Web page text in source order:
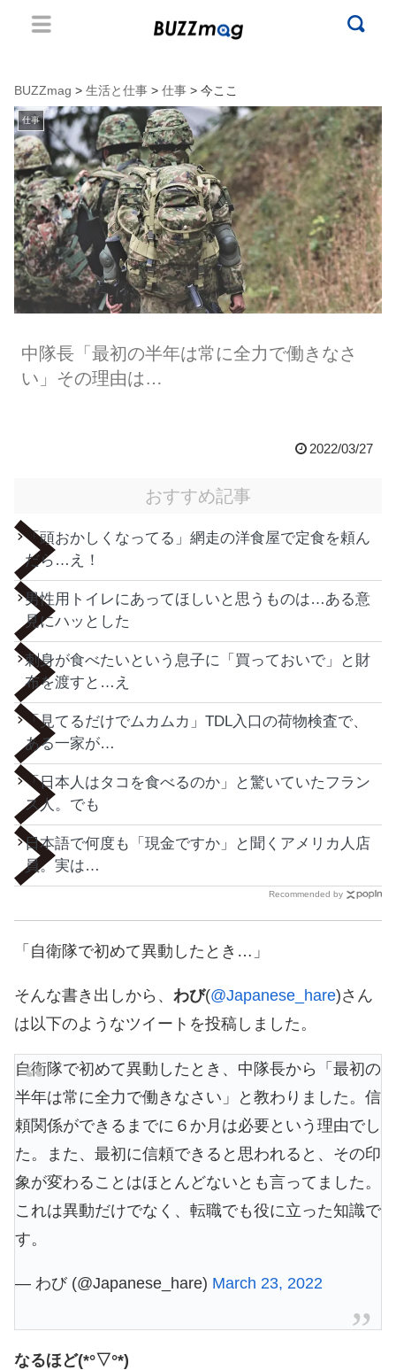
BUZZmag > 生活と仕事 > 仕事 > 今ここ
仕事
中隊長「最初の半年は常に全力で働きなさ
い」その理由は…
2022/03/27
おすすめ記事
「頭おかしくなってる」網走の洋食屋で定食を頼ん
だら…え！
男性用トイレにあってほしいと思うものは…ある意
見にハッとした
刺身が食べたいという息子に「買っておいで」と財
布を渡すと…え
「見てるだけでムカムカ」TDL入口の荷物検査で、
ある一家が…
「日本人はタコを食べるのか」と驚いていたフラン
ス人。でも
日本語で何度も「現金ですか」と聞くアメリカ人店
員。実は…
Recommended by
「自衛隊で初めて異動したとき…」
そんな書き出しから、 わび(@Japanese_hare)さん
は以下のようなツイートを投稿しました。
自衛隊で初めて異動したとき、中隊長から「最初の
半年は常に全力で働きなさい」と教わりました。信
頼関係ができるまでに６か月は必要という理由でし
た。また、最初に信頼できると思われると、その印
象が変わることはほとんどないとも言ってました。
これは異動だけでなく、転職でも役に立った知識で
す。
— わび (@Japanese_hare) March 23, 2022
なるほど(*°▽°*)